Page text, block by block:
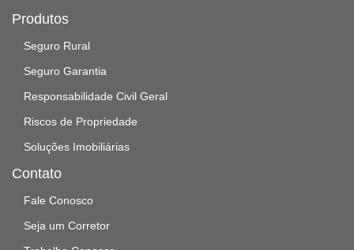
Produtos
Seguro Rural
Seguro Garantia
Responsabilidade Civil Geral
Riscos de Propriedade
Soluções Imobiliárias
Contato
Fale Conosco
Seja um Corretor